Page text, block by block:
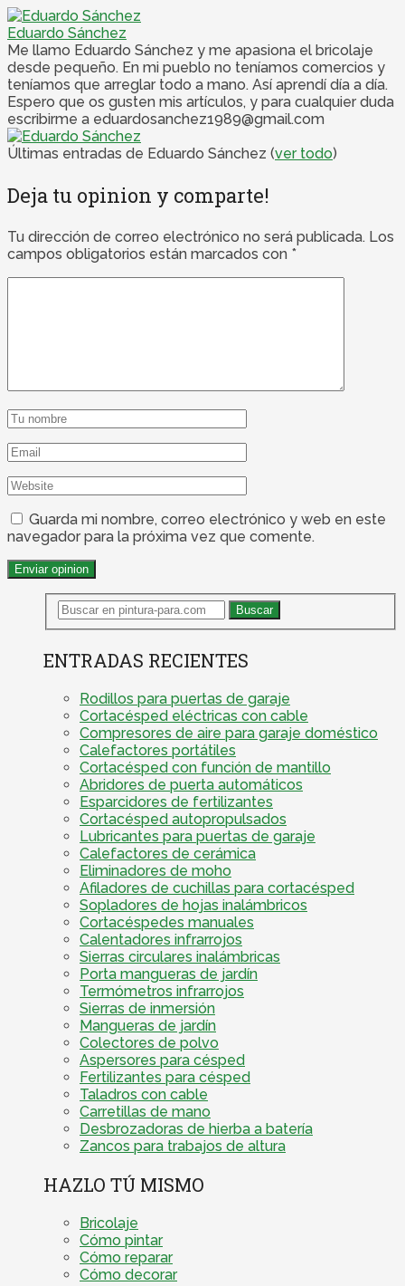
Eduardo Sánchez
Me llamo Eduardo Sánchez y me apasiona el bricolaje
desde pequeño. En mi pueblo no teníamos comercios y
teníamos que arreglar todo a mano. Así aprendí día a día.
Espero que os gusten mis artículos, y para cualquier duda
escribirme a eduardosanchez1989@gmail.com
Últimas entradas de Eduardo Sánchez (ver todo)
Deja tu opinion y comparte!
Tu dirección de correo electrónico no será publicada. Los
campos obligatorios están marcados con *
Guarda mi nombre, correo electrónico y web en este
navegador para la próxima vez que comente.
ENTRADAS RECIENTES
Rodillos para puertas de garaje
Cortacésped eléctricas con cable
Compresores de aire para garaje doméstico
Calefactores portátiles
Cortacésped con función de mantillo
Abridores de puerta automáticos
Esparcidores de fertilizantes
Cortacésped autopropulsados
Lubricantes para puertas de garaje
Calefactores de cerámica
Eliminadores de moho
Afiladores de cuchillas para cortacésped
Sopladores de hojas inalámbricos
Cortacéspedes manuales
Calentadores infrarrojos
Sierras circulares inalámbricas
Porta mangueras de jardín
Termómetros infrarrojos
Sierras de inmersión
Mangueras de jardín
Colectores de polvo
Aspersores para césped
Fertilizantes para césped
Taladros con cable
Carretillas de mano
Desbrozadoras de hierba a batería
Zancos para trabajos de altura
HAZLO TÚ MISMO
Bricolaje
Cómo pintar
Cómo reparar
Cómo decorar